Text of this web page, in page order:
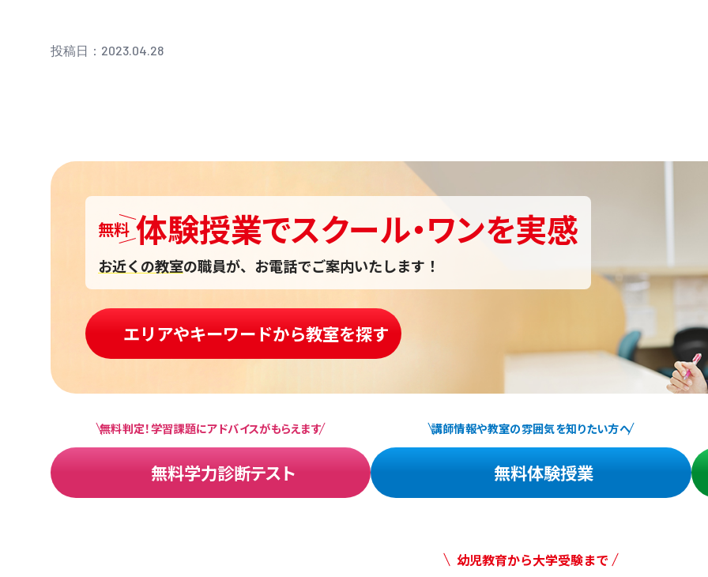
投稿日：2023.04.28
無料 体験授業でスクール・ワンを実感
お近くの教室の職員が、お電話でご案内いたします！
エリアやキーワードから教室を探す
無料判定！学習課題にアドバイスがもらえます
無料学力診断テスト
講師情報や教室の雰囲気を知りたい方へ
無料体験授業
幼児教育から大学受験まで